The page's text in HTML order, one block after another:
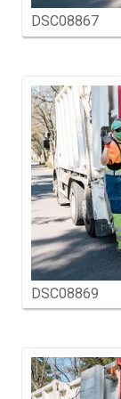
DSC08867
DSC08869